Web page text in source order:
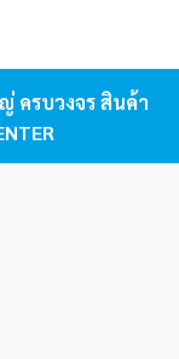
ครบวงจร สินค้า